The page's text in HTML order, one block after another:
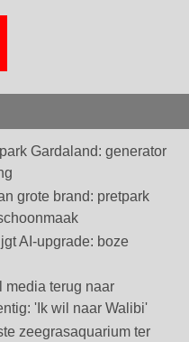
Gardaland: generator
grote brand: pretpark
AI-upgrade: boze
media terug naar
'Ik wil naar Walibi'
zeegrasaquarium ter